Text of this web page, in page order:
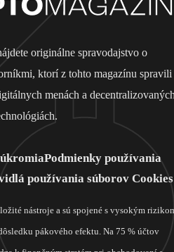
originálne spravodajstvo o
ktorí z tohto magazínu spravili
menách a
Podmienky používania
používania súborov Cookies
nástroje a sú spojené s vysokým
pákového efektu. Na 75 % účtov